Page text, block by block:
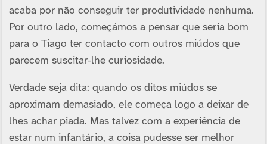
acaba por não conseguir ter produtividade nenhuma.
Por outro lado, começámos a pensar que seria bom
para o Tiago ter contacto com outros miúdos que
parecem suscitar-lhe curiosidade.
Verdade seja dita: quando os ditos miúdos se
aproximam demasiado, ele começa logo a deixar de
lhes achar piada. Mas talvez com a experiência de
estar num infantário, a coisa pudesse ser melhor